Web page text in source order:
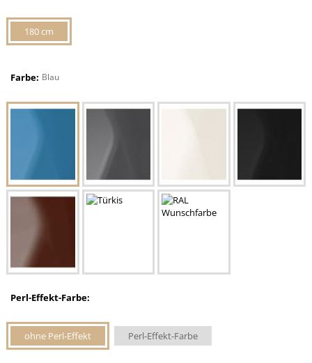
180 cm
Farbe: Blau
Perl-Effekt-Farbe:
ohne Perl-Effekt Perl-Effekt-Farbe